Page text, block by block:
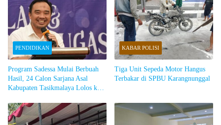
PENDIDIKAN
Program Sadessa Mulai Berbuah
Hasil, 24 Calon Sarjana Asal
Kabupaten Tasikmalaya Lolos ke
KABAR POLISI
Tiga Unit Sepeda Motor Hangus
Terbakar di SPBU Karangnunggal ​